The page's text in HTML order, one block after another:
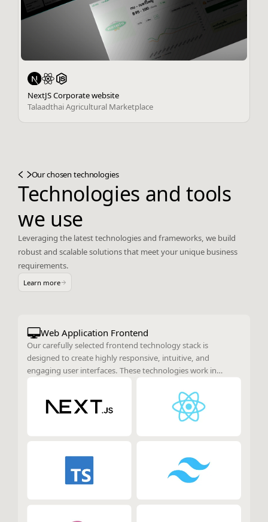
NextJS Corporate website
Talaadthai Agricultural Marketplace
Our chosen technologies
Technologies and tools
we use
Leveraging the latest technologies and frameworks, we build
robust and scalable solutions that meet your unique business
requirements.
Learn more
Web Application Frontend
Our carefully selected frontend technology stack is
designed to create highly responsive, intuitive, and
engaging user interfaces. These technologies work in
smooth interactions and optimal performance across
various devices and platforms.